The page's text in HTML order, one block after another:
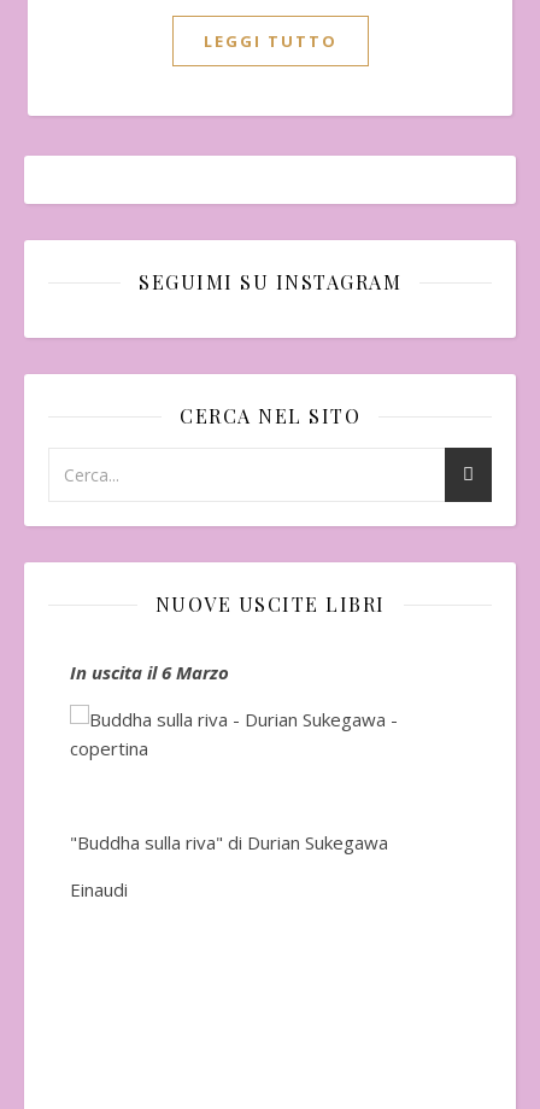
LEGGI TUTTO
SEGUIMI SU INSTAGRAM
CERCA NEL SITO
NUOVE USCITE LIBRI
In uscita il 6 Marzo
"Buddha sulla riva" di Durian Sukegawa
Einaudi